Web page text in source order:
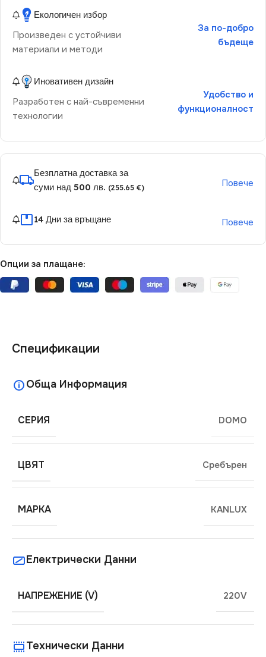
Екологичен избор
Произведен с устойчиви
материали и методи
За по-добро
бъдеще
Иновативен дизайн
Разработен с най-съвременни
технологии
Удобство и
функционалност
Безплатна доставка за
суми над 500 лв. (255.65 €) Повече
14 Дни за връщане Повече
Опции за плащане:
Спецификации
Обща Информация
СЕРИЯ DOMO
ЦВЯТ Сребърен
МАРКА KANLUX
Електрически Данни
НАПРЕЖЕНИЕ (V) 220V
Технически Данни